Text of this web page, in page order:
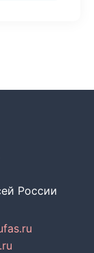
России
fas.ru